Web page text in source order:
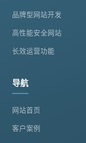
品牌型网站开发
高性能安全网站
长效运营功能
导航
网站首页
客户案例